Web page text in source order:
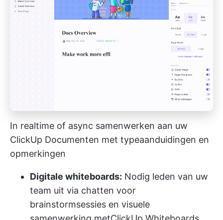
In realtime of async samenwerken aan uw
ClickUp Documenten met typeaanduidingen en
opmerkingen
Digitale whiteboards: Nodig leden van uw
team uit via chatten voor
brainstormsessies en visuele